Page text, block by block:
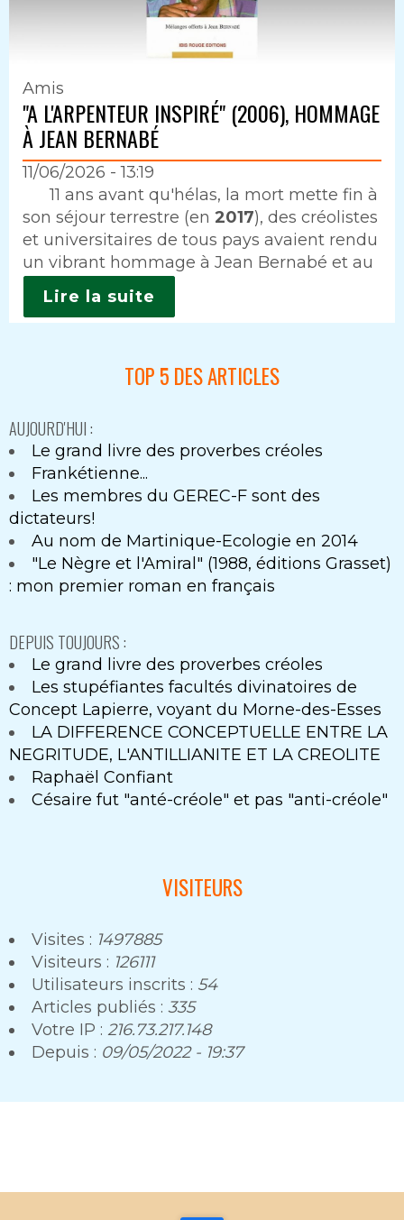
Amis
"A L'ARPENTEUR INSPIRÉ" (2006), HOMMAGE
À JEAN BERNABÉ
11/06/2026 - 13:19
Intro
11 ans avant qu'hélas, la mort mette fin à
son séjour terrestre (en 2017), des créolistes
et universitaires de tous pays avaient rendu
un vibrant hommage à Jean Bernabé et au
Lire la suite
TOP 5 DES ARTICLES
AUJOURD'HUI :
Le grand livre des proverbes créoles
Frankétienne...
Les membres du GEREC-F sont des
dictateurs!
Au nom de Martinique-Ecologie en 2014
"Le Nègre et l'Amiral" (1988, éditions Grasset)
: mon premier roman en français
DEPUIS TOUJOURS :
Le grand livre des proverbes créoles
Les stupéfiantes facultés divinatoires de
Concept Lapierre, voyant du Morne-des-Esses
LA DIFFERENCE CONCEPTUELLE ENTRE LA
NEGRITUDE, L'ANTILLIANITE ET LA CREOLITE
Raphaël Confiant
Césaire fut "anté-créole" et pas "anti-créole"
VISITEURS
Visites : 1497885
Visiteurs : 126111
Utilisateurs inscrits : 54
Articles publiés : 335
Votre IP : 216.73.217.148
Depuis : 09/05/2022 - 19:37